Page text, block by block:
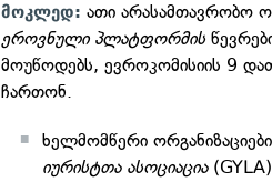
მოკლედ:ათი არასამთავრობო
ეროვნული პლატფორმის
მოუწოდებს, ევროკომისიის 9
ჩართონ.
ხელმომწერი
იურისტთა ასოციაცია